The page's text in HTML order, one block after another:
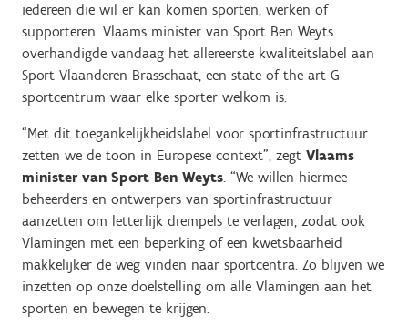
iedereen die wil er kan komen sporten, werken of
supporteren. Vlaams minister van Sport Ben Weyts
overhandigde vandaag het allereerste kwaliteitslabel aan
Sport Vlaanderen Brasschaat, een state-of-the-art-G-
sportcentrum waar elke sporter welkom is.
“Met dit toegankelijkheidslabel voor sportinfrastructuur
zetten we de toon in Europese context”, zegt Vlaams
minister van Sport Ben Weyts. “We willen hiermee
beheerders en ontwerpers van sportinfrastructuur
aanzetten om letterlijk drempels te verlagen, zodat ook
Vlamingen met een beperking of een kwetsbaarheid
makkelijker de weg vinden naar sportcentra. Zo blijven we
inzetten op onze doelstelling om alle Vlamingen aan het
sporten en bewegen te krijgen.